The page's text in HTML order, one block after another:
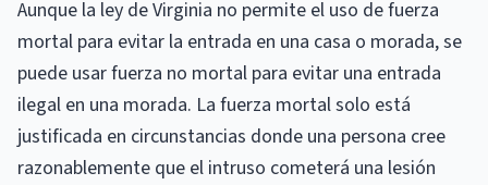
Aunque la ley de Virginia no permite el uso de fuerza
mortal para evitar la entrada en una casa o morada, se
puede usar fuerza no mortal para evitar una entrada
ilegal en una morada. La fuerza mortal solo está
justificada en circunstancias donde una persona cree
razonablemente que el intruso cometerá una lesión